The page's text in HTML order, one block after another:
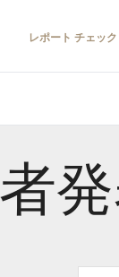
レポート チェック